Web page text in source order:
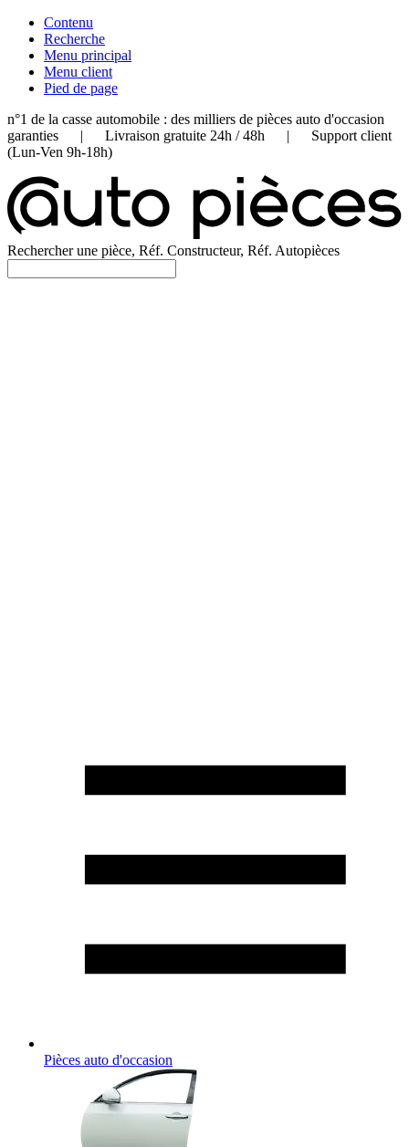
Contenu
Recherche
Menu principal
Menu client
Pied de page
n°1 de la casse automobile : des milliers de pièces auto d'occasion
garanties | Livraison gratuite 24h / 48h | Support client
(Lun-Ven 9h-18h)
Rechercher une pièce, Réf. Constructeur, Réf. Autopièces
Pièces auto d'occasion